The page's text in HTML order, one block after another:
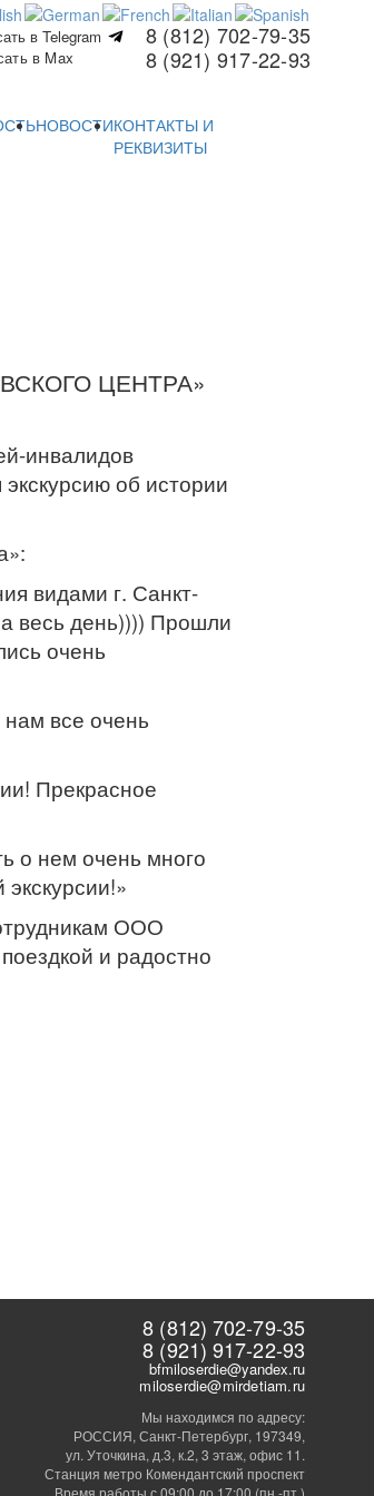
в Telegram
в Max
8 (812) 702-79-35
8 (921) 917-22-93
НОВОСТИКОНТАКТЫ И
РЕКВИЗИТЫ
ЦЕНТРА»
инвалидов
об истории
видами г. Санкт-
весь день)))) Прошли
очень
все очень
Прекрасное
о нем очень много
ООО
и радостно
8 (812) 702-79-35
8 (921) 917-22-93
bfmiloserdie@yandex.ru
miloserdie@mirdetiam.ru
Мы находимся по адресу:
РОССИЯ, Санкт-Петербург, 197349,
ул. Уточкина, д.3, к.2, 3 этаж, офис 11.
Станция метро Комендантский проспект
Время работы с 09:00 до 17:00 (пн.-пт.)